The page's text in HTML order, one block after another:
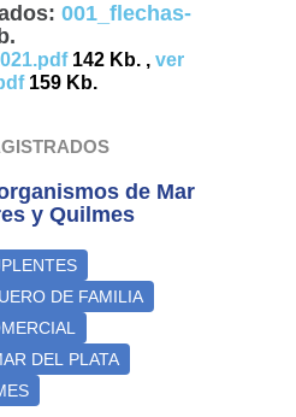
001_flechas-
142 Kb. ,ver
159 Kb.
de Mar
y Quilmes